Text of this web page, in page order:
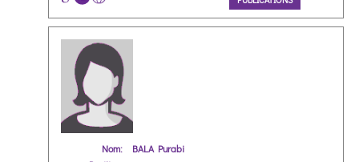
Nom:
BALA Purabi